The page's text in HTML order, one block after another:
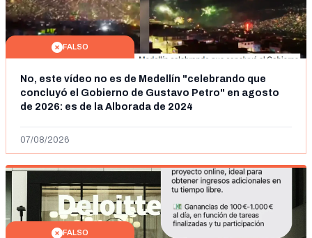
FALSO
No, este vídeo no es de Medellín "celebrando que
concluyó el Gobierno de Gustavo Petro" en agosto
de 2026: es de la Alborada de 2024
07/08/2026
FALSO